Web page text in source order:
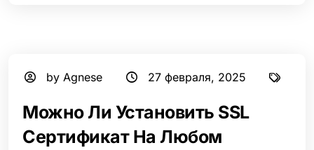
by Agnese 27 февраля, 2025
Можно Ли Установить SSL
Сертификат На Любом